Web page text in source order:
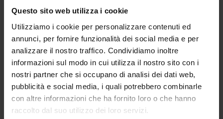
Questo sito web utilizza i cookie
Utilizziamo i cookie per personalizzare contenuti ed
annunci, per fornire funzionalità dei social media e per
analizzare il nostro traffico. Condividiamo inoltre
informazioni sul modo in cui utilizza il nostro sito con i
nostri partner che si occupano di analisi dei dati web,
pubblicità e social media, i quali potrebbero combinarle
con altre informazioni che ha fornito loro o che hanno
raccolto dal suo utilizzo dei loro servizi.